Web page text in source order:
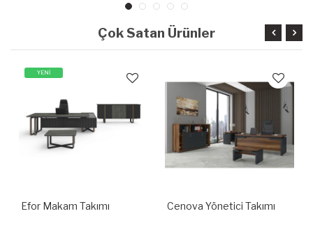
Çok Satan Ürünler
YENİ
Efor Makam Takımı Cenova Yönetici Takımı